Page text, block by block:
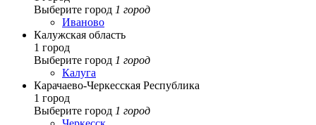
Выберите город 1 город
Иваново
Калужская область
1 город
Выберите город 1 город
Калуга
Карачаево-Черкесская Республика
1 город
Выберите город 1 город